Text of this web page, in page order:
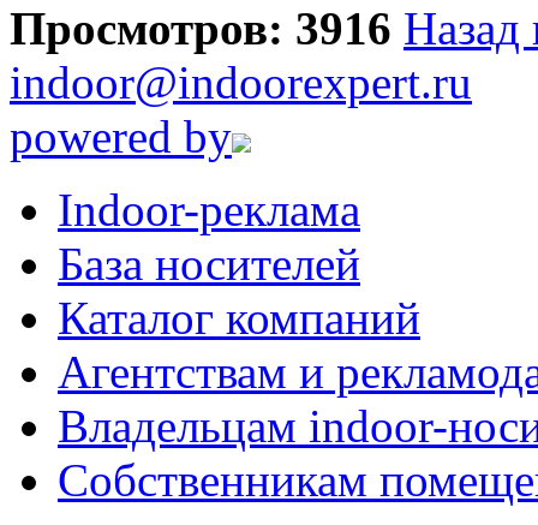
Просмотров: 3916 Назад
indoor@indoorexpert.ru
powered by
Indoor-реклама
База носителей
Каталог компаний
Агентствам и
Владельцам indoor-
Собственникам